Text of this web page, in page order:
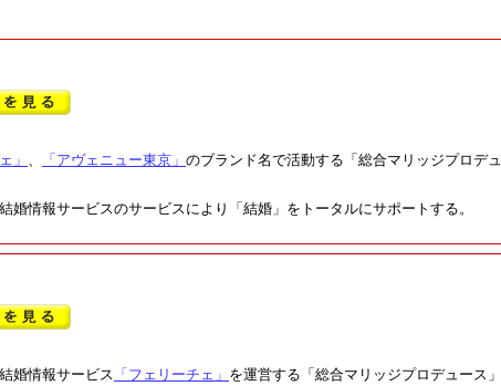
」 、 「アヴェニュー東京」 のブランド名で活動する「総合マリッジプロデュ
情報サービスのサービスにより「結婚」をトータルにサポートする。
婚情報サービス 「フェリーチェ」 を運営する「総合マリッジプロデュース」